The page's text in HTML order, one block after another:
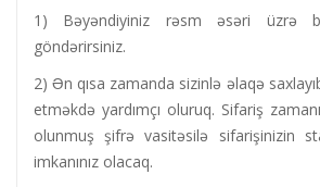
1) Bəyəndiyiniz rəsm əsəri üzrə
göndərirsiniz.
2) Ən qısa zamanda sizinlə əlaqə
etməkdə yardımçı oluruq. Sifariş
olunmuş şifrə vasitəsilə sifarişinizin
imkanınız olacaq.